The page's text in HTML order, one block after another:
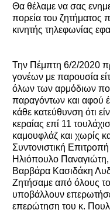
Θα θέλαμε να σας
πορεία του ζητήματος
κινητής τηλεφωνίας
Την Πέμπτη 6/2/2020
γονέων με παρουσία
όλων των αρμόδιων
παραγόντων και αφού
κάθε κατεύθυνση ότι
κεραίας επί 11
καμουφλάζ και χωρίς
Συντονιστική
Ηλιόπουλο
Βαρβάρα Κασιδάκη
Ζητήσαμε από όλους
υποβάλλουν
επερώτηση του κ. Πουλά